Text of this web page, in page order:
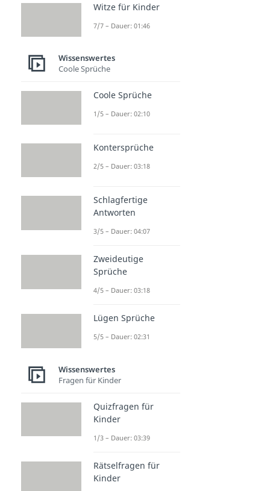
Witze für Kinder
7/7 – Dauer: 01:46
Wissenswertes
Coole Sprüche
Coole Sprüche
1/5 – Dauer: 02:10
Kontersprüche
2/5 – Dauer: 03:18
Schlagfertige
Antworten
3/5 – Dauer: 04:07
Zweideutige
Sprüche
4/5 – Dauer: 03:18
Lügen Sprüche
5/5 – Dauer: 02:31
Wissenswertes
Fragen für Kinder
Quizfragen für
Kinder
1/3 – Dauer: 03:39
Rätselfragen für
Kinder